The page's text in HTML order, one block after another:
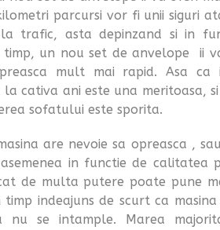
parcursi vor fi unii siguri
trafic, asta depinzand si in
timp, un nou set de anvelope ii
mult mai rapid. Asa ca
cativa ani este una meritoasa,
sofatului este sporita.
are nevoie sa opreasca ,
in functie de calitatea
de multa putere poate pune
indeajuns de scurt ca
nu se intample. Marea